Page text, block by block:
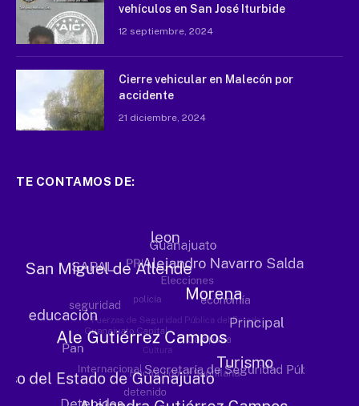
vehículos en San José Iturbide
12 septiembre, 2024
Cierre vehicular en Malecón por
accidente
21 diciembre, 2024
TE CONTAMOS DE: